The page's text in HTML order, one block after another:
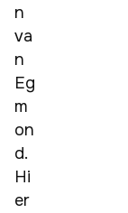
n
va
n
Eg
m
on
d.
Hi
er